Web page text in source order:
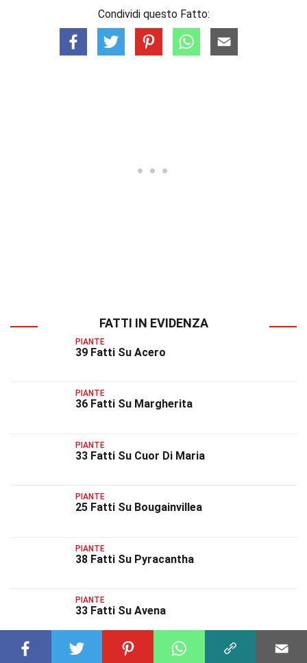
Condividi questo Fatto:
FATTI IN EVIDENZA
PIANTE
39 Fatti Su Acero
PIANTE
36 Fatti Su Margherita
PIANTE
33 Fatti Su Cuor Di Maria
PIANTE
25 Fatti Su Bougainvillea
PIANTE
38 Fatti Su Pyracantha
PIANTE
33 Fatti Su Avena